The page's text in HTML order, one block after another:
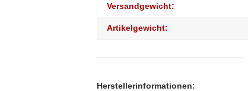
Versandgewicht:
Artikelgewicht:
Herstellerinformationen: